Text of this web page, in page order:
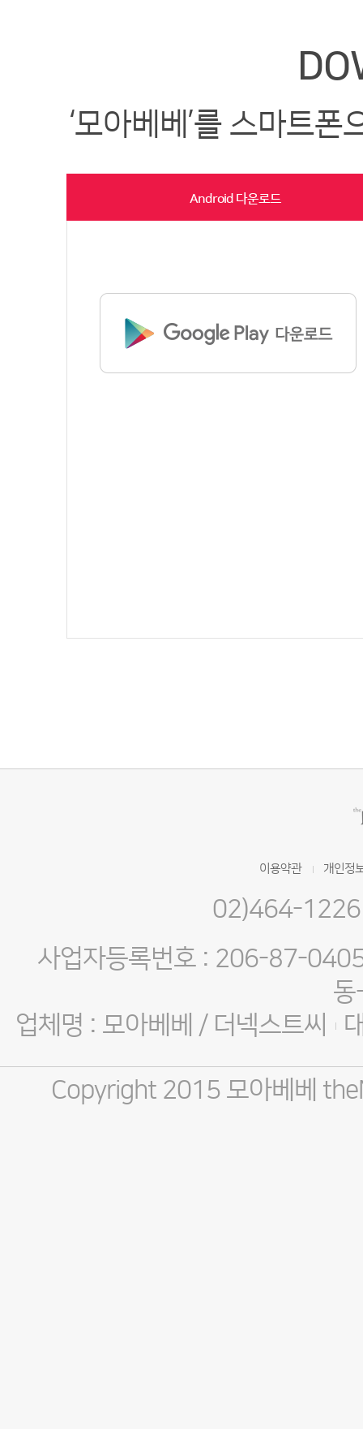
‘모아베베’를 스마트
Android 다운로드
이용약관 개인정
02)464-1226
사업자등록번호 : 206-87-
업체명 : 모아베베 / 더넥스트씨
Copyright 2015 모아베베